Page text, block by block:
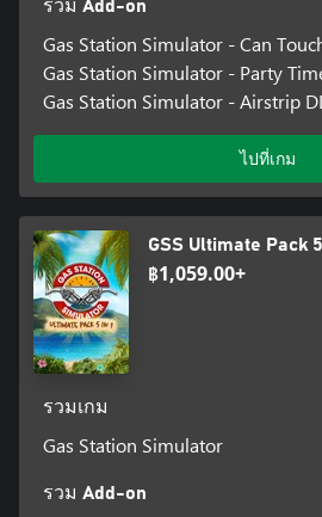
รวม Add-on
Gas Station Simulator - Can
Gas Station Simulator - Party
Gas Station Simulator - Airstrip
ไปที่เกม
GSS Ultimate Pack 5
฿1,059.00+
รวมเกม
Gas Station Simulator
รวม Add-on